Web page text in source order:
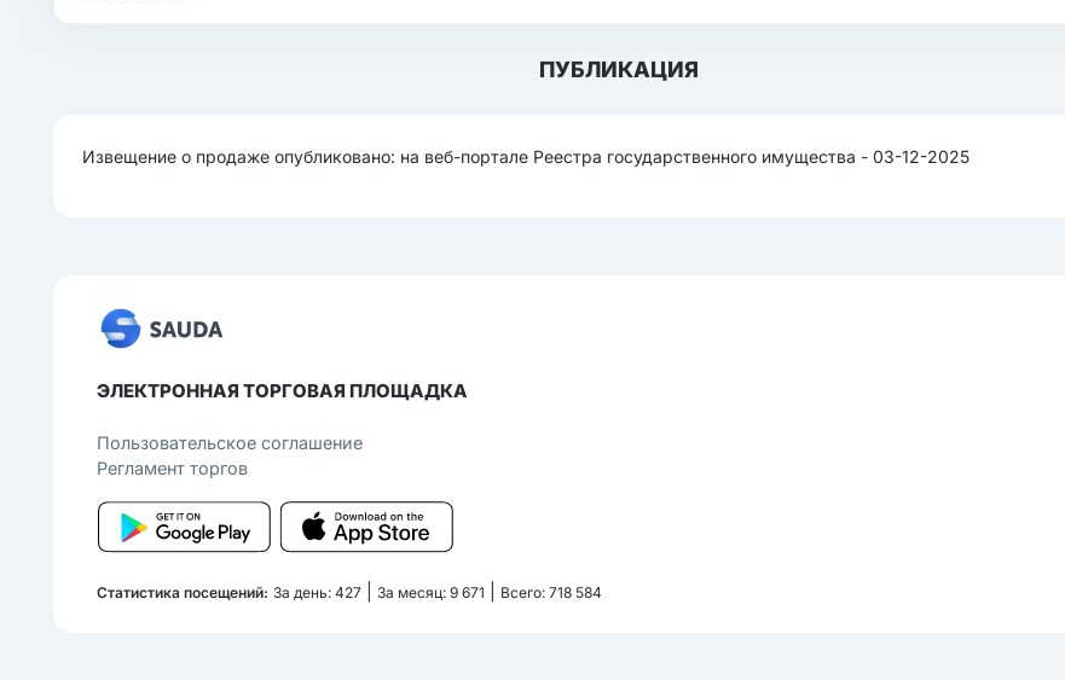
ПУБЛИКАЦИЯ
Извещение о продаже опубликовано: на веб-портале Реестра государственного имущества - 03-12-2025
ЭЛЕКТРОННАЯ ТОРГОВАЯ ПЛОЩАДКА
Пользовательcкое соглашение
Регламент торгов
Статистика посещений: За день: 427 За месяц: 9 671 Всего: 718 584